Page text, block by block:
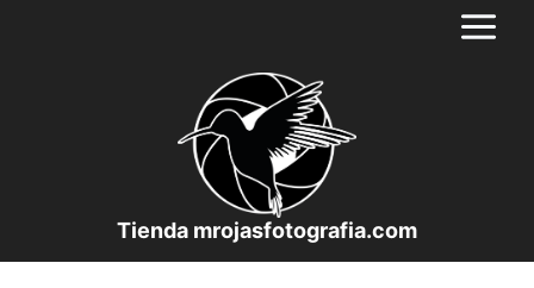
Tienda mrojasfotografia.com